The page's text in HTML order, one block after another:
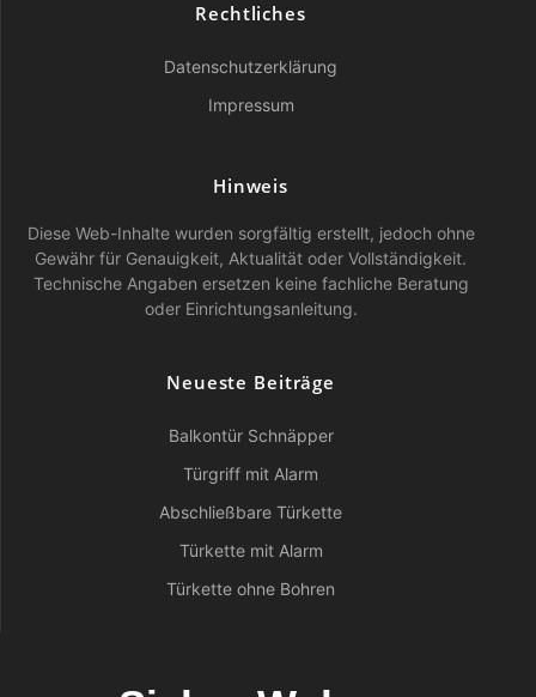
Rechtliches
Datenschutzerklärung
Impressum
Hinweis
Diese Web-Inhalte wurden sorgfältig erstellt, jedoch ohne
Gewähr für Genauigkeit, Aktualität oder Vollständigkeit.
Technische Angaben ersetzen keine fachliche Beratung
oder Einrichtungsanleitung.
Neueste Beiträge
Balkontür Schnäpper
Türgriff mit Alarm
Abschließbare Türkette
Türkette mit Alarm
Türkette ohne Bohren